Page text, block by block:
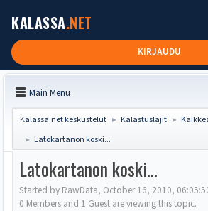
KALASSA.NET
KIRJAUDU
Main Menu
Kalassa.net keskustelut ► Kalastuslajit ►
► Latokartanon koski...
Latokartanon koski...
Started by RawData, October 16, 2010,
0 Members and 1 Guest are viewing this topic.